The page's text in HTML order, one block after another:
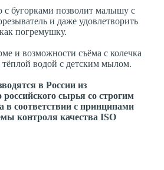
с бугорками позволит малышу с
и даже удовлетворить
погремушку.
и возможности съёма с колечка
водой с детским мылом.
в России из
российского сырья со строгим
в соответствии с принципами
контроля качества ISO